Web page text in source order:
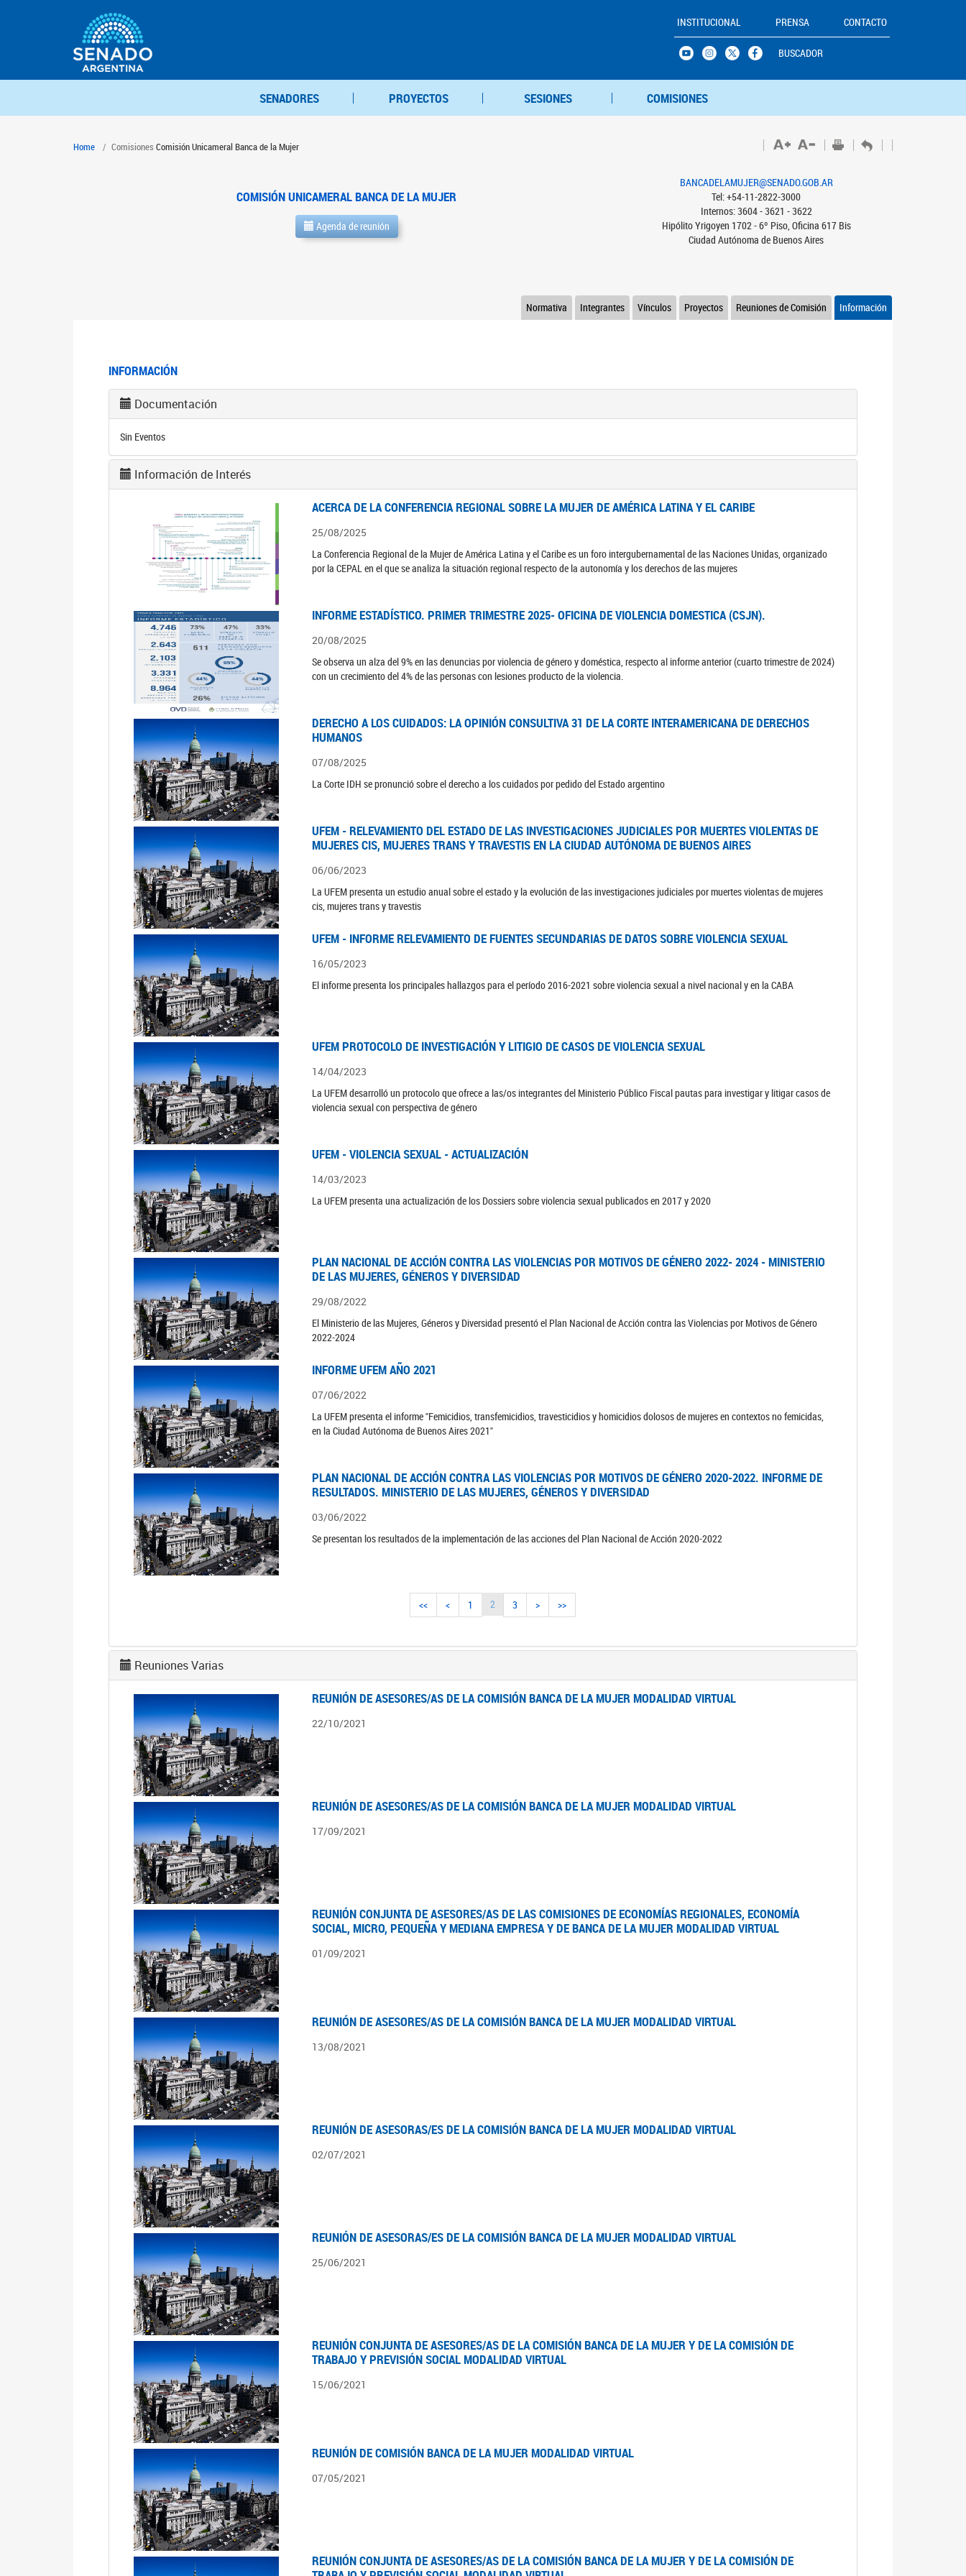
INSTITUCIONAL PRENSA CONTACTO
BUSCADOR
SENADORES PROYECTOS SESIONES COMISIONES
Home Comisiones Comisión Unicameral Banca de la Mujer
COMISIÓN UNICAMERAL BANCA DE LA MUJER
Agenda de reunión
BANCADELAMUJER@SENADO.GOB.AR
Tel: +54-11-2822-3000
Internos: 3604 - 3621 - 3622
Hipólito Yrigoyen 1702 - 6º Piso, Oficina 617 Bis
Ciudad Autónoma de Buenos Aires
Información
Reuniones de Comisión
Proyectos
Vínculos
Integrantes
Normativa
INFORMACIÓN
Documentación
Sin Eventos
Información de Interés
ACERCA DE LA CONFERENCIA REGIONAL SOBRE LA MUJER DE AMÉRICA LATINA Y EL CARIBE
25/08/2025
La Conferencia Regional de la Mujer de América Latina y el Caribe es un foro intergubernamental de las Naciones Unidas, organizado
por la CEPAL en el que se analiza la situación regional respecto de la autonomía y los derechos de las mujeres
INFORME ESTADÍSTICO. PRIMER TRIMESTRE 2025- OFICINA DE VIOLENCIA DOMESTICA (CSJN).
20/08/2025
Se observa un alza del 9% en las denuncias por violencia de género y doméstica, respecto al informe anterior (cuarto trimestre de 2024)
con un crecimiento del 4% de las personas con lesiones producto de la violencia.
DERECHO A LOS CUIDADOS: LA OPINIÓN CONSULTIVA 31 DE LA CORTE INTERAMERICANA DE DERECHOS
HUMANOS
07/08/2025
La Corte IDH se pronunció sobre el derecho a los cuidados por pedido del Estado argentino
UFEM - RELEVAMIENTO DEL ESTADO DE LAS INVESTIGACIONES JUDICIALES POR MUERTES VIOLENTAS DE
MUJERES CIS, MUJERES TRANS Y TRAVESTIS EN LA CIUDAD AUTÓNOMA DE BUENOS AIRES
06/06/2023
La UFEM presenta un estudio anual sobre el estado y la evolución de las investigaciones judiciales por muertes violentas de mujeres
cis, mujeres trans y travestis
UFEM - INFORME RELEVAMIENTO DE FUENTES SECUNDARIAS DE DATOS SOBRE VIOLENCIA SEXUAL
16/05/2023
El informe presenta los principales hallazgos para el período 2016-2021 sobre violencia sexual a nivel nacional y en la CABA
UFEM PROTOCOLO DE INVESTIGACIÓN Y LITIGIO DE CASOS DE VIOLENCIA SEXUAL
14/04/2023
La UFEM desarrolló un protocolo que ofrece a las/os integrantes del Ministerio Público Fiscal pautas para investigar y litigar casos de
violencia sexual con perspectiva de género
UFEM - VIOLENCIA SEXUAL - ACTUALIZACIÓN
14/03/2023
La UFEM presenta una actualización de los Dossiers sobre violencia sexual publicados en 2017 y 2020
PLAN NACIONAL DE ACCIÓN CONTRA LAS VIOLENCIAS POR MOTIVOS DE GÉNERO 2022- 2024 - MINISTERIO
DE LAS MUJERES, GÉNEROS Y DIVERSIDAD
29/08/2022
El Ministerio de las Mujeres, Géneros y Diversidad presentó el Plan Nacional de Acción contra las Violencias por Motivos de Género
2022-2024
INFORME UFEM AÑO 2021
07/06/2022
La UFEM presenta el informe "Femicidios, transfemicidios, travesticidios y homicidios dolosos de mujeres en contextos no femicidas,
en la Ciudad Autónoma de Buenos Aires 2021"
PLAN NACIONAL DE ACCIÓN CONTRA LAS VIOLENCIAS POR MOTIVOS DE GÉNERO 2020-2022. INFORME DE
RESULTADOS. MINISTERIO DE LAS MUJERES, GÉNEROS Y DIVERSIDAD
03/06/2022
Se presentan los resultados de la implementación de las acciones del Plan Nacional de Acción 2020-2022
<< < 1 2 3 > >>
Reuniones Varias
REUNIÓN DE ASESORES/AS DE LA COMISIÓN BANCA DE LA MUJER MODALIDAD VIRTUAL
22/10/2021
REUNIÓN DE ASESORES/AS DE LA COMISIÓN BANCA DE LA MUJER MODALIDAD VIRTUAL
17/09/2021
REUNIÓN CONJUNTA DE ASESORES/AS DE LAS COMISIONES DE ECONOMÍAS REGIONALES, ECONOMÍA
SOCIAL, MICRO, PEQUEÑA Y MEDIANA EMPRESA Y DE BANCA DE LA MUJER MODALIDAD VIRTUAL
01/09/2021
REUNIÓN DE ASESORES/AS DE LA COMISIÓN BANCA DE LA MUJER MODALIDAD VIRTUAL
13/08/2021
REUNIÓN DE ASESORAS/ES DE LA COMISIÓN BANCA DE LA MUJER MODALIDAD VIRTUAL
02/07/2021
REUNIÓN DE ASESORAS/ES DE LA COMISIÓN BANCA DE LA MUJER MODALIDAD VIRTUAL
25/06/2021
REUNIÓN CONJUNTA DE ASESORES/AS DE LA COMISIÓN BANCA DE LA MUJER Y DE LA COMISIÓN DE
TRABAJO Y PREVISIÓN SOCIAL MODALIDAD VIRTUAL
15/06/2021
REUNIÓN DE COMISIÓN BANCA DE LA MUJER MODALIDAD VIRTUAL
07/05/2021
REUNIÓN CONJUNTA DE ASESORES/AS DE LA COMISIÓN BANCA DE LA MUJER Y DE LA COMISIÓN DE